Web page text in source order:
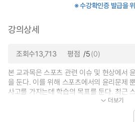
※ 수강확인증 발급을
강의상세
조회수13,713 평점 /5(0)
본 교과목은 스포츠 관련 이슈 및 현상에서
을 둔다. 이를 위해 스포츠에서의 윤리문제
사고를 가지는데 학습의 목표를 둔다. 최근
이 부각된 시대적 흐름과 맥을 같... 더보기